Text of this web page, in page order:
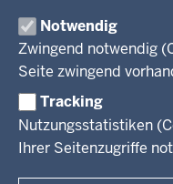
Notwendig
Zwingend notwendig
Seite zwingend
Tracking
Nutzungsstatistiken
Ihrer Seitenzugriffe
Organisation
Arbeitgeber Ministerium
Rechtsgrundlagen
Kultur
Wissenschaft, Forschung,
Presse
Service
Kontakt